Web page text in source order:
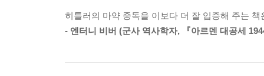
--- p.192
어도 자신의 우월성을 고수할 수 있었다. 히틀러
준다. 나치 독일군은 마약을 작전 수행을 위한
연구에도 온전히 해소되지 않았던 〈히틀러는
히틀러의 마약 중독을 이보다 더 잘 입증해 주는 책
- 엔터니 비버 (군사 역사학자, 『아르덴 대공세